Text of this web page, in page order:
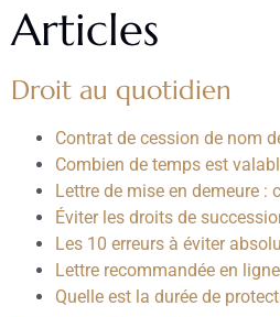
Articles
Droit au quotidien
Contrat de cession de nom
Combien de temps est
Lettre de mise en demeure :
Éviter les droits de
Les 10 erreurs à éviter
Lettre recommandée en
Quelle est la durée de